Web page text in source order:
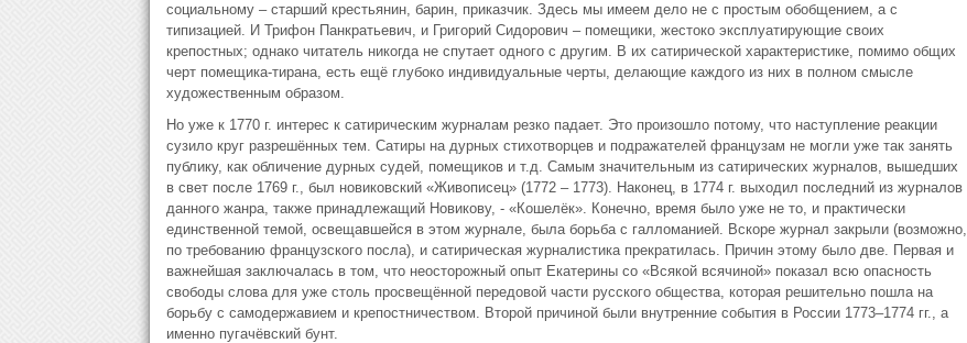
социальному – старший крестьянин, барин, приказчик. Здесь мы имеем дело не с простым обобщением, а с
типизацией. И Трифон Панкратьевич, и Григорий Сидорович – помещики, жестоко эксплуатирующие своих
крепостных; однако читатель никогда не спутает одного с другим. В их сатирической характеристике, помимо общих
черт помещика-тирана, есть ещё глубоко индивидуальные черты, делающие каждого из них в полном смысле
художественным образом.
Но уже к 1770 г. интерес к сатирическим журналам резко падает. Это произошло потому, что наступление реакции
сузило круг разрешённых тем. Сатиры на дурных стихотворцев и подражателей французам не могли уже так занять
публику, как обличение дурных судей, помещиков и т.д. Самым значительным из сатирических журналов, вышедших
в свет после 1769 г., был новиковский «Живописец» (1772 – 1773). Наконец, в 1774 г. выходил последний из журналов
данного жанра, также принадлежащий Новикову, - «Кошелёк». Конечно, время было уже не то, и практически
единственной темой, освещавшейся в этом журнале, была борьба с галломанией. Вскоре журнал закрыли (возможно,
по требованию французского посла), и сатирическая журналистика прекратилась. Причин этому было две. Первая и
важнейшая заключалась в том, что неосторожный опыт Екатерины со «Всякой всячиной» показал всю опасность
свободы слова для уже столь просвещённой передовой части русского общества, которая решительно пошла на
борьбу с самодержавием и крепостничеством. Второй причиной были внутренние события в России 1773–1774 гг., а
именно пугачёвский бунт.